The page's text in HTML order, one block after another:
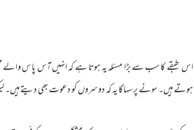
اس طبقے کا سب سے بڑا مسئلہ یہ ہوتا ہے کہ انہیں آس پاس والے
ہوتے ہیں۔ سونے پر سہاگا یہ کہ دوسروں کو دعوت بھی دیتے ہیں۔